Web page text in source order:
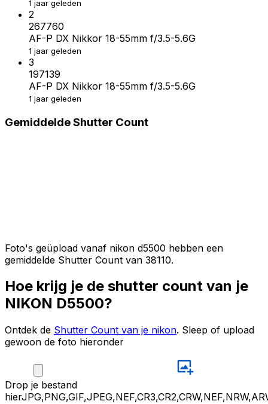
1 jaar geleden
2
267760
AF-P DX Nikkor 18-55mm f/3.5-5.6G
1 jaar geleden
3
197139
AF-P DX Nikkor 18-55mm f/3.5-5.6G
1 jaar geleden
Gemiddelde Shutter Count
Foto's geüpload vanaf nikon d5500 hebben een
gemiddelde Shutter Count van 38110.
Hoe krijg je de shutter count van je
NIKON D5500?
Ontdek de Shutter Count van je nikon. Sleep of upload
gewoon de foto hieronder
Drop je bestand
hier